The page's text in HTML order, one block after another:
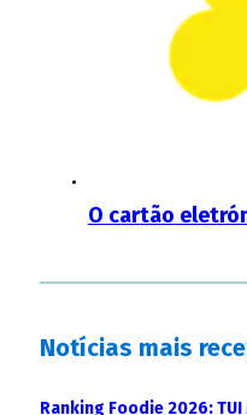
O cartão
Notícias mais
Ranking Foodie 2026: